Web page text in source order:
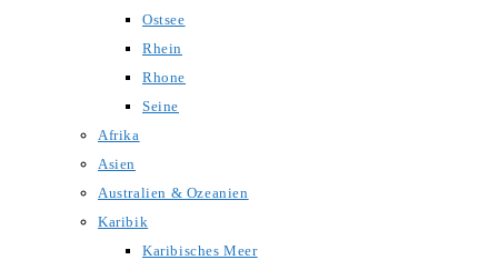
Ostsee
Rhein
Rhone
Seine
Afrika
Asien
Australien & Ozeanien
Karibik
Karibisches Meer